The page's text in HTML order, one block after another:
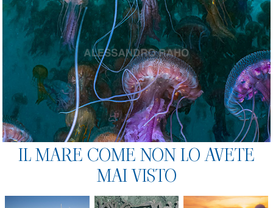
IL MARE COME NON LO AVETE
MAI VISTO